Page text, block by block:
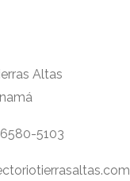
Altas
5103